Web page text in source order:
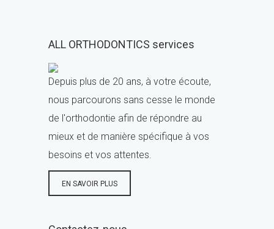
ALL ORTHODONTICS services
Depuis plus de 20 ans, à votre écoute,
nous parcourons sans cesse le monde
de l'orthodontie afin de répondre au
mieux et de manière spécifique à vos
besoins et vos attentes.
EN SAVOIR PLUS